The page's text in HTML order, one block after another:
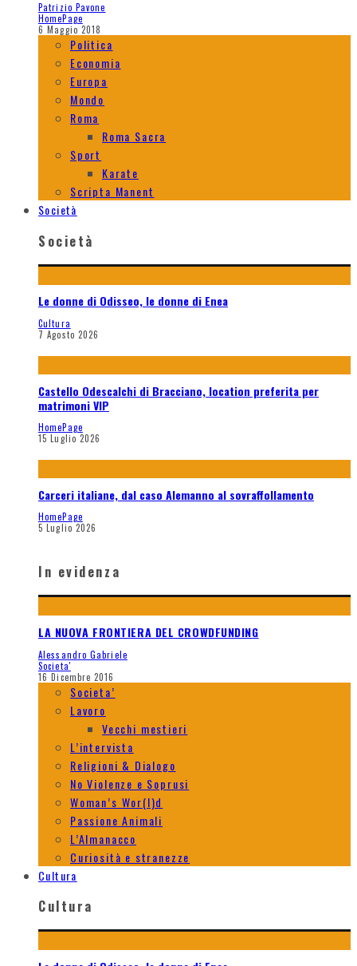
Patrizio Pavone
HomePage
6 Maggio 2018
Politica
Economia
Europa
Mondo
Roma
Roma Sacra
Sport
Karate
Scripta Manent
Società
Società
Le donne di Odisseo, le donne di Enea
Cultura
7 Agosto 2026
Castello Odescalchi di Bracciano, location preferita per
matrimoni VIP
HomePage
15 Luglio 2026
Carceri italiane, dal caso Alemanno al sovraffollamento
HomePage
5 Luglio 2026
In evidenza
LA NUOVA FRONTIERA DEL CROWDFUNDING
Alessandro Gabriele
Societa'
16 Dicembre 2016
Societa’
Lavoro
Vecchi mestieri
L’intervista
Religioni & Dialogo
No Violenze e Soprusi
Woman’s Wor(l)d
Passione Animali
L’Almanacco
Curiosità e stranezze
Cultura
Cultura